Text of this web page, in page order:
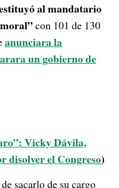
al mandatario
con 101 de 130
anunciara la
un gobierno de
Vicky Dávila,
disolver el Congreso)
sacarlo de su cargo